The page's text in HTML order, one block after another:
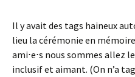
Il y avait des tags haineux
lieu la cérémonie en
ami⋅e⋅s nous sommes allez
inclusif et aimant. (On n’a